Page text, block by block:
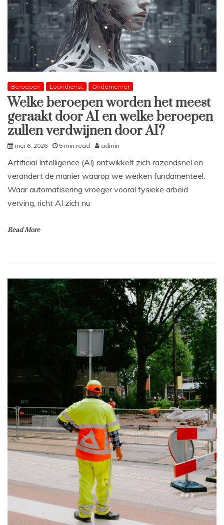
Beroepen Loondienst Ondernemer
Welke beroepen worden het meest
geraakt door AI en welke beroepen
zullen verdwijnen door AI?
mei 6, 2026 5 min read admin
Artificial Intelligence (AI) ontwikkelt zich razendsnel en
verandert de manier waarop we werken fundamenteel.
Waar automatisering vroeger vooral fysieke arbeid
verving, richt AI zich nu
Read More